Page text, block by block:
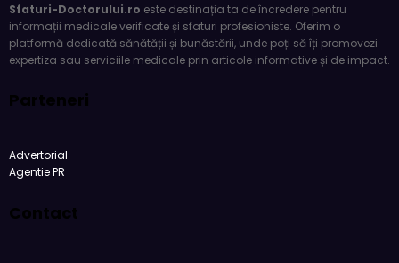
Sfaturi-Doctorului.ro este destinația ta de încredere pentru
informații medicale verificate și sfaturi profesioniste. Oferim o
platformă dedicată sănătății și bunăstării, unde poți să îți promovezi
expertiza sau serviciile medicale prin articole informative și de impact.
Parteneri
Advertorial
Agentie PR
Contact